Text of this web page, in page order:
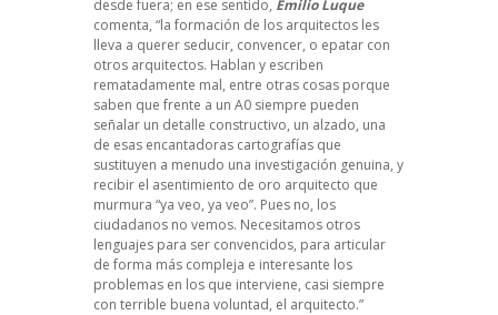
desde fuera; en ese sentido, Emilio Luque
comenta, “la formación de los arquitectos les
lleva a querer seducir, convencer, o epatar con
otros arquitectos. Hablan y escriben
rematadamente mal, entre otras cosas porque
saben que frente a un A0 siempre pueden
señalar un detalle constructivo, un alzado, una
de esas encantadoras cartografías que
sustituyen a menudo una investigación genuina, y
recibir el asentimiento de oro arquitecto que
murmura “ya veo, ya veo”. Pues no, los
ciudadanos no vemos. Necesitamos otros
lenguajes para ser convencidos, para articular
de forma más compleja e interesante los
problemas en los que interviene, casi siempre
con terrible buena voluntad, el arquitecto.”